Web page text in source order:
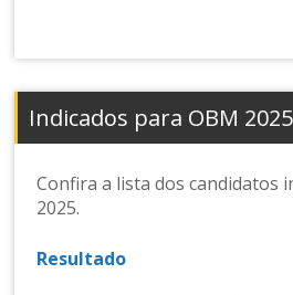
Indicados para OBM 2025
Confira a lista dos candidatos
2025.
Resultado